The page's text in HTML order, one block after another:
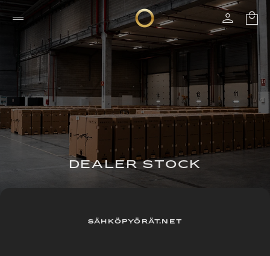
DEALER STOCK
SÄHKÖPYÖRÄT.NET